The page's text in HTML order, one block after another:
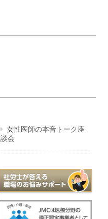
女性医師の本音トーク座
談会